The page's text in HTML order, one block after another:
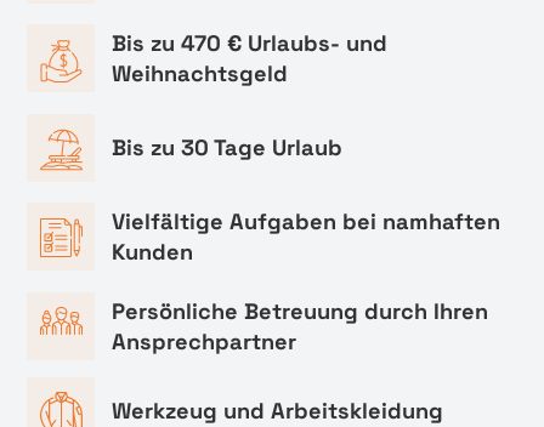
Bis zu 470 € Urlaubs- und
Weihnachtsgeld
Bis zu 30 Tage Urlaub
Vielfältige Aufgaben bei namhaften
Kunden
Persönliche Betreuung durch Ihren
Ansprechpartner
Werkzeug und Arbeitskleidung